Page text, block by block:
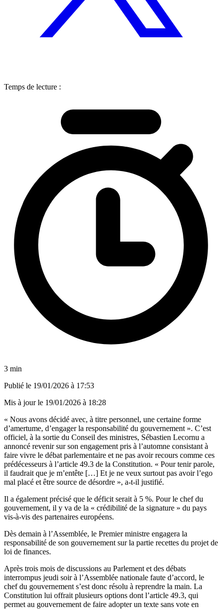
Temps de lecture :
3 min
Publié le 19/01/2026 à 17:53
Mis à jour le 19/01/2026 à 18:28
« Nous avons décidé avec, à titre personnel, une certaine forme
d’amertume, d’engager la responsabilité du gouvernement ». C’est
officiel, à la sortie du Conseil des ministres, Sébastien Lecornu a
annoncé revenir sur son engagement pris à l’automne consistant à
faire vivre le débat parlementaire et ne pas avoir recours comme ces
prédécesseurs à l’article 49.3 de la Constitution. « Pour tenir parole,
il faudrait que je m’entête […] Et je ne veux surtout pas avoir l’ego
mal placé et être source de désordre », a-t-il justifié.
Il a également précisé que le déficit serait à 5 %. Pour le chef du
gouvernement, il y va de la « crédibilité de la signature » du pays
vis-à-vis des partenaires européens.
Dès demain à l’Assemblée, le Premier ministre engagera la
responsabilité de son gouvernement sur la partie recettes du projet de
loi de finances.
Après trois mois de discussions au Parlement et des débats
interrompus jeudi soir à l’Assemblée nationale faute d’accord, le
chef du gouvernement s’est donc résolu à reprendre la main. La
Constitution lui offrait plusieurs options dont l’article 49.3, qui
permet au gouvernement de faire adopter un texte sans vote en